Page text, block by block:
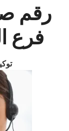
رقم
فرع